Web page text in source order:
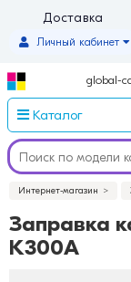
Доставка
Личный кабинет
global-
Каталог
Интернет-магазин
Заправка
K300A